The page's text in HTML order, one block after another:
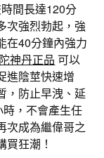
間長達120分
次強烈勃起，強
在40分鐘內強力
神丹正品 可以
進陰莖快速增
，防止早洩、延
，不會產生任
次成為繼偉哥之
狂潮！